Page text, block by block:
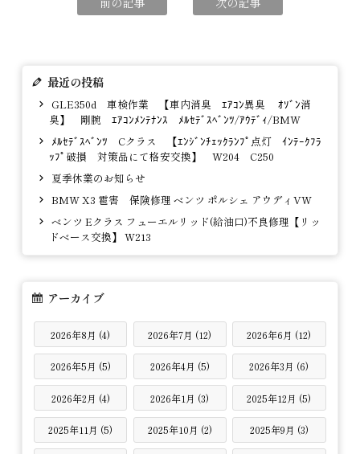
最近の投稿
GLE350d 車検作業 【車内消臭 ｴｱｺﾝ異臭 ｵｿﾞﾝ消
臭】 剛腕 ｴｱｺﾝﾒﾝﾃﾅﾝｽ ﾒﾙｾﾃﾞｽﾍﾞﾝﾂ/ｱｳﾃﾞｨ/BMW
ﾒﾙｾﾃﾞｽﾍﾞﾝﾂ Cクラス 【ｴﾝｼﾞﾝﾁｪｯｸﾗﾝﾌﾟ点灯 ｲﾝﾃｰｸﾌﾗ
ｯﾌﾟ破損 対策品にて格安交換】 W204 C250
夏季休業のお知らせ
BMW X3 雹害 保険修理 ベンツ ポルシェ アウディVW
ベンツ Eクラス フューエルリッド(給油口)不良修理【リッ
ドベース交換】 W213
アーカイブ
2026年8月 (4) 2026年7月 (12) 2026年6月 (12)
2026年5月 (5) 2026年4月 (5) 2026年3月 (6)
2026年2月 (4) 2026年1月 (3) 2025年12月 (5)
2025年11月 (5) 2025年10月 (2) 2025年9月 (3)